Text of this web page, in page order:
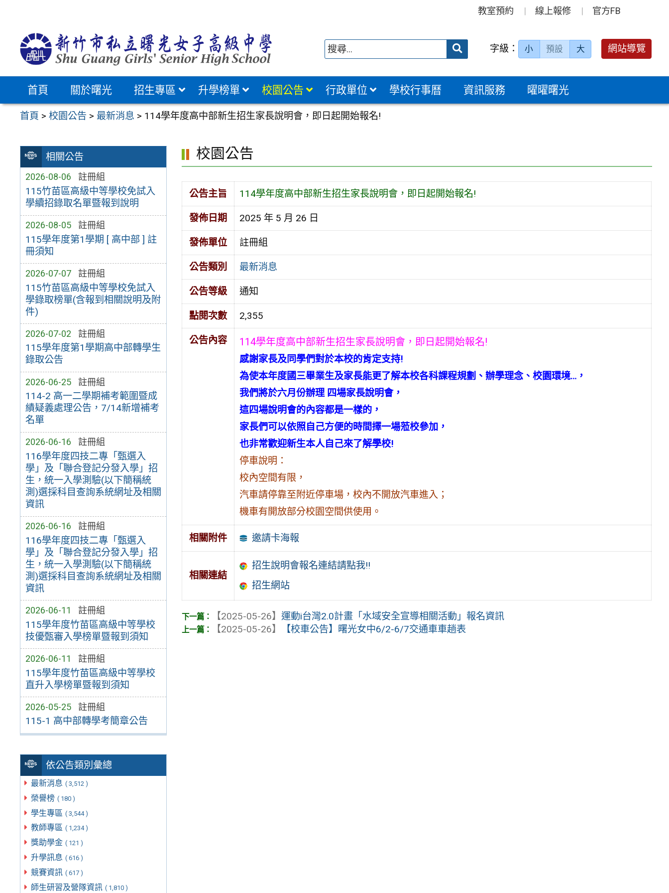
教室預約 線上報修 官方FB
送出 字級： 小 預設 大 網站導覽
首頁 關於曙光 招生專區 升學榜單 校園公告 行政單位 學校行事曆 資訊服務 曜曜曙光
首頁 >校園公告 > 最新消息 > 114學年度高中部新生招生家長說明會，即日起開始報名!
相關公告
2026-08-06 註冊組
115竹苗區高級中等學校免試入
學續招錄取名單暨報到說明
2026-08-05 註冊組
115學年度第1學期 [ 高中部 ] 註
冊須知
2026-07-07 註冊組
115竹苗區高級中等學校免試入
學錄取榜單(含報到相關說明及附
件)
2026-07-02 註冊組
115學年度第1學期高中部轉學生
錄取公告
2026-06-25 註冊組
114-2 高一二學期補考範圍暨成
績疑義處理公告，7/14新增補考
名單
2026-06-16 註冊組
116學年度四技二專「甄選入
學」及「聯合登記分發入學」招
生，統一入學測驗(以下簡稱統
測)選採科目查詢系統網址及相關
資訊
2026-06-16 註冊組
116學年度四技二專「甄選入
學」及「聯合登記分發入學」招
生，統一入學測驗(以下簡稱統
測)選採科目查詢系統網址及相關
資訊
2026-06-11 註冊組
115學年度竹苗區高級中等學校
技優甄審入學榜單暨報到須知
2026-06-11 註冊組
115學年度竹苗區高級中等學校
直升入學榜單暨報到須知
2026-05-25 註冊組
115-1 高中部轉學考簡章公告
依公告類別彙總
最新消息 ( 3,512 )
榮譽榜 ( 180 )
學生專區 ( 3,544 )
教師專區 ( 1,234 )
獎助學金 ( 121 )
升學訊息 ( 616 )
競賽資訊 ( 617 )
師生研習及營隊資訊 ( 1,810 )
校園公告
公告主旨 114學年度高中部新生招生家長說明會，即日起開始報名!
發佈日期 2025 年 5 月 26 日
發佈單位 註冊組
公告類別 最新消息
公告等級 通知
點閱次數 2,355
公告內容 114學年度高中部新生招生家長說明會，即日起開始報名!
感謝家長及同學們對於本校的肯定支持!
為使本年度國三畢業生及家長能更了解本校各科課程規劃、辦學理念、校園環境…，
我們將於六月份辦理 四場家長說明會，
這四場說明會的內容都是一樣的，
家長們可以依照自己方便的時間擇一場蒞校參加，
也非常歡迎新生本人自己來了解學校!
停車說明：
校內空間有限，
汽車請停靠至附近停車場，校內不開放汽車進入；
機車有開放部分校園空間供使用。
相關附件 邀請卡海報
相關連結
招生說明會報名連結請點我!!
招生網站
【2025-05-26】運動i台灣2.0計畫「水域安全宣導相關活動」報名資訊
【2025-05-26】
【校車公告】曙光女中6/2-6/7交通車車趟表